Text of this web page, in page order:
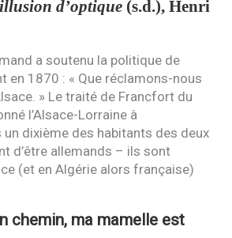
d’optique (s.d.), Henri
a soutenu la politique de
en 1870 : « Que réclamons-nous
» Le traité de Francfort du
l’Alsace-Lorraine à
un dixième des habitants des deux
d’être allemands – ils sont
(et en Algérie alors française)
chemin, ma mamelle est